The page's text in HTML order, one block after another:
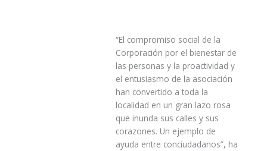
“El compromiso social de la
Corporación por el bienestar de
las personas y la proactividad y
el entusiasmo de la asociación
han convertido a toda la
localidad en un gran lazo rosa
que inunda sus calles y sus
corazones. Un ejemplo de
ayuda entre conciudadanos”, ha